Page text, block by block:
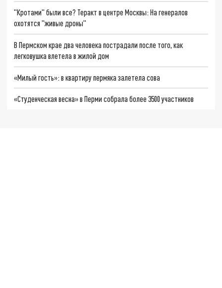
"Кротами" были все? Теракт в центре Москвы: На генералов
охотятся "живые дроны"
В Пермском крае два человека пострадали после того, как
легковушка влетела в жилой дом
«Милый гость»: в квартиру пермяка залетела сова
«Студенческая весна» в Перми собрала более 3500 участников